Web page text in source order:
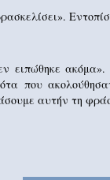
ειπώθηκε
που
αυτήν τη